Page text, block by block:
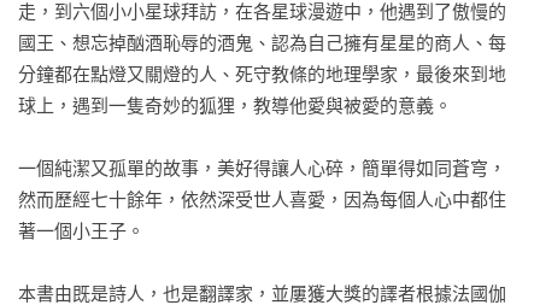
走，到六個小小星球拜訪，在各星球漫遊中，他遇到了傲慢的
國王、想忘掉酗酒恥辱的酒鬼、認為自己擁有星星的商人、每
分鐘都在點燈又關燈的人、死守教條的地理學家，最後來到地
球上，遇到一隻奇妙的狐狸，教導他愛與被愛的意義。
一個純潔又孤單的故事，美好得讓人心碎，簡單得如同蒼穹，
然而歷經七十餘年，依然深受世人喜愛，因為每個人心中都住
著一個小王子。
本書由既是詩人，也是翻譯家，並屢獲大獎的譯者根據法國伽